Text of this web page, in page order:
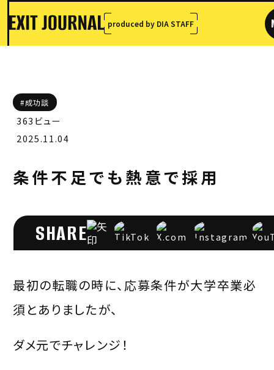
produced by DIA STAFF
363ビュー
#成功談
2025.11.04
条件不足でも熱意で採用
SHARE
最初の転職の時に、応募条件が大学卒業必
須とありましたが、
ダメ元でチャレンジ！